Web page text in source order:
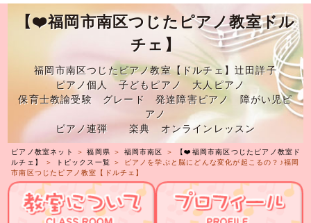
【❤️福岡市南区つじたピアノ教室ドル
チェ】
福岡市南区つじたピアノ教室【ドルチェ】辻田詳子
ピアノ個人 子どもピアノ 大人ピアノ
保育士教諭受験 グレード 発達障害ピアノ 障がい児ピ
アノ
ピアノ連弾 楽典 オンラインレッスン
ピアノ教室ネット ＞福岡県 ＞ 福岡市南区 ＞
【❤️福岡市南区つじたピアノ教室ド
ルチェ】
＞ トピックス一覧 ＞ ピアノを学ぶと脳にどんな変化が起こるの？♪福岡
市南区つじたピアノ教室【ドルチェ】